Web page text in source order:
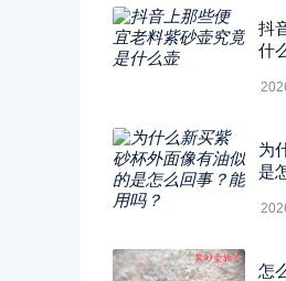
抖
什
为
是
怎